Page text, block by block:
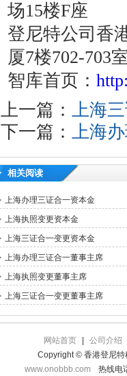
场15楼F座
登尼特公司香
厦7楼702-703
智库首页：
上一篇： 上海
下一篇： 上海
相关阅读
上海办理三证合一资本金
上海执照变更资本金
上海三证合一变更资本金
上海办理三证合一董事主席
上海执照变更董事主席
上海三证合一变更董事主席
网站首页
公司介绍
Copyright © 香港登尼特
www.onobbb.com
热线电